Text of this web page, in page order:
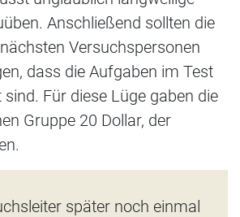
Anschließend sollten die
Versuchspersonen
dass die Aufgaben im Test
Für diese Lüge gaben die
Gruppe 20 Dollar, der
später noch einmal